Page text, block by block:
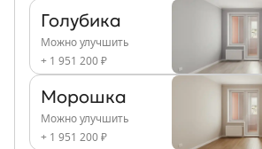
Голубика
Можно улучшить
+ 1 951 200 ₽
Морошка
Можно улучшить
+ 1 951 200 ₽